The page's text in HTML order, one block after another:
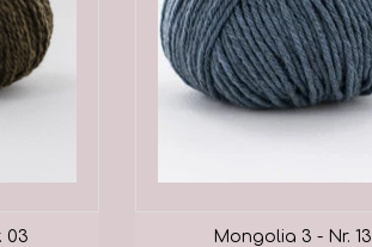
03 Mongolia 3 - Nr. 13